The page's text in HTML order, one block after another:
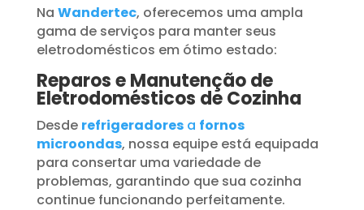
Na Wandertec, oferecemos uma ampla
gama de serviços para manter seus
eletrodomésticos em ótimo estado:
Reparos e Manutenção de
Eletrodomésticos de Cozinha
Desde refrigeradoresa fornos
microondas, nossa equipe está equipada
para consertar uma variedade de
problemas, garantindo que sua cozinha
continue funcionando perfeitamente.